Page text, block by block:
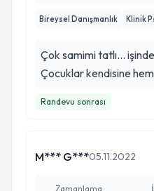
Bireysel Danışmanlık Klinik
Çok samimi tatlı... işinde uzman harika bir insan.
Çocuklar kendisine
Randevu sonrası
M*** G***05.11.2022
Zamanlama